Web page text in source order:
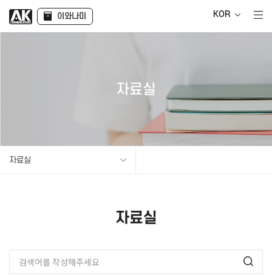
이와나미 KOR
자료실
자료실
자료실